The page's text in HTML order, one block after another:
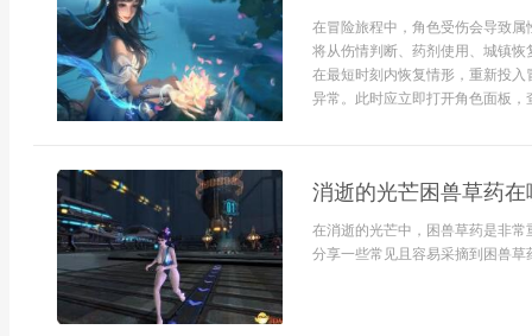
在冒险旅程中，角色受伤会导致
将从伤情判断、药剂使用、城镇
在最短时刻内恢复情形，重新投
异常。此时应立即打开角色面板，
消逝的光芒困兽草药
在消逝的光芒中，困兽草药是非
分享一些常见且容易采摘到困兽草